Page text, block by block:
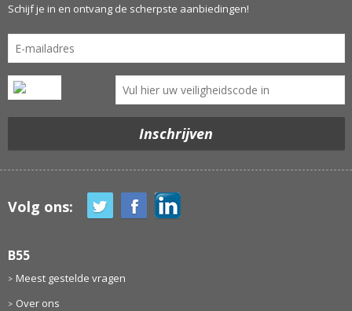
Schijf je in en ontvang de scherpste aanbiedingen!
Volg ons:
B55
Meest gestelde vragen
Over ons